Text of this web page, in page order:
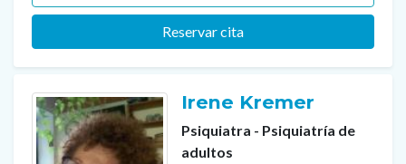
Reservar cita
Irene Kremer
Psiquiatra - Psiquiatría de
adultos